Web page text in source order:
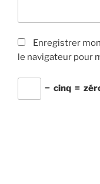
Enregistrer
le navigateur pour
− cinq =